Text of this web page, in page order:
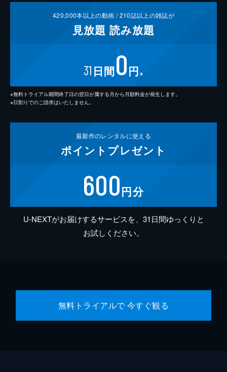
420,000本以上の動画 /210誌以上の雑誌が
見放題 読み放題
31 日間0円 ※
※無料トライアル期間終了日の翌日が属する月から月額料金が発生します。
※日割りでのご請求はいたしません。
最新作のレンタルに使える
ポイント プレゼント
600円分
U-NEXTがお届けするサービスを、31日間ゆっくりと
お試しください。
無料トライアルで 今すぐ観る